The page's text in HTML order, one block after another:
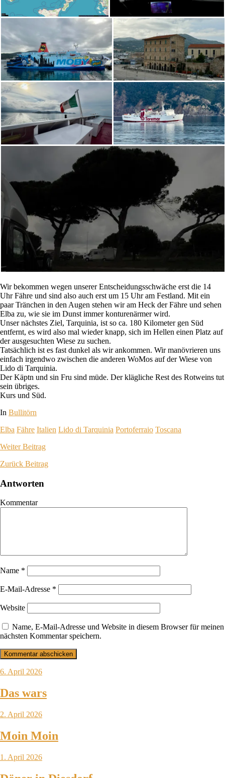
Wir bekommen wegen unserer Entscheidungsschwäche erst die 14
Uhr Fähre und sind also auch erst um 15 Uhr am Festland. Mit ein
paar Tränchen in den Augen stehen wir am Heck der Fähre und sehen
Elba zu, wie sie im Dunst immer konturenärmer wird.
Unser nächstes Ziel, Tarquinia, ist so ca. 180 Kilometer gen Süd
entfernt, es wird also mal wieder knapp, sich im Hellen einen Platz auf
der ausgesuchten Wiese zu suchen.
Tatsächlich ist es fast dunkel als wir ankommen. Wir manövrieren uns
einfach irgendwo zwischen die anderen WoMos auf der Wiese von
Lido di Tarquinia.
Der Käptn und sin Fru sind müde. Der klägliche Rest des Rotweins tut
sein übriges.
Kurs und Süd.
In Bullitörn
Elba Fähre Italien Lido di Tarquinia Portoferraio Toscana
WeiterBeitrag
Zurück Beitrag
Antworten
Kommentar
Name *
E-Mail-Adresse *
Website
Name, E-Mail-Adresse und Website in diesem Browser für meinen
nächsten Kommentar speichern.
6. April 2026
Das wars
2. April 2026
Moin Moin
1. April 2026